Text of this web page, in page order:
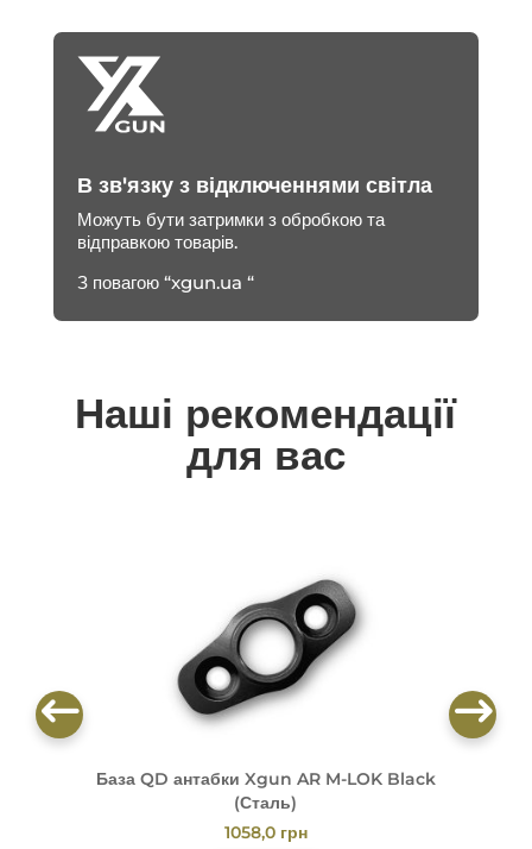
В зв'язку з відключеннями світла
Можуть бути затримки з обробкою та
відправкою товарів.
З повагою “xgun.ua “
Наші рекомендації
для вас
База QD антабки Xgun AR M-LOK Black
(Сталь)
1058,0 грн